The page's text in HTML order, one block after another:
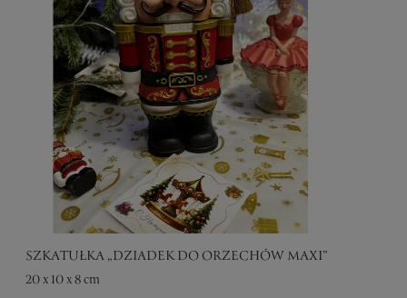
SZKATUŁKA „DZIADEK DO ORZECHÓW MAXI”
20 x 10 x 8 cm